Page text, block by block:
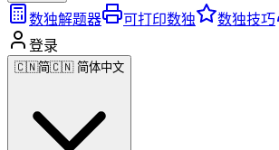
数独解题器 可打印数独 数独技巧
登录
🇨🇳简🇨🇳 简体中文